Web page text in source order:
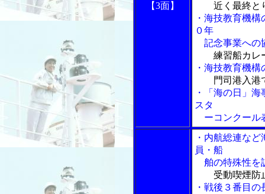
【3面】
近く最終と
・海技教育機
０年
記念事業への
練習船カレ
・海技教育機
門司港入港
・「海の日」
スタ
ーコンクール
・内航総連な
員・船
舶の特殊性を
受動喫煙防
・戦後３番目